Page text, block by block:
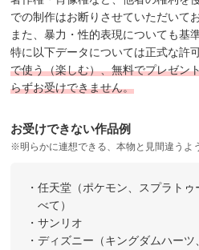
での制作はお断りさせていただいて
また、暴力・性的表現についても基
特に以下データについては正式な許
で使う（楽しむ）、無料でプレゼン
らずお受けできません。
お受けできない作品例
※明らかに連想できる、本物と見間違うよ
・任天堂（ポケモン、スプラト
べて）
・サンリオ
・ディズニー（キングダムハー